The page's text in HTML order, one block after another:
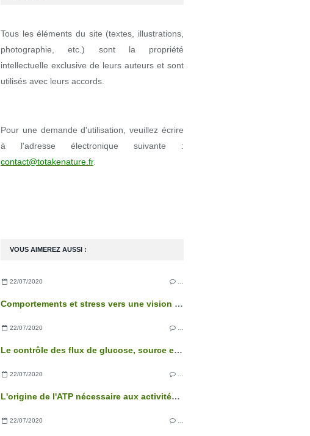
VOUS AIMEREZ AUSSI :
22/07/2020
Comportements et stress vers une vision intégrée de l'organisme
22/07/2020
Le contrôle des flux de glucose, source essentielle d'énergie des cellules
22/07/2020
L'origine de l'ATP nécessaire aux activités cellulaires
22/07/2020
Tous les éléments du site (textes, illustrations,
photographie, etc.) sont la propriété
intellectuelle exclusive de leurs auteurs et sont
utilisés avec leurs accords.
Pour une demande d'utilisation, veuillez écrire
à l'adresse électronique suivante :
contact@totakenature.fr